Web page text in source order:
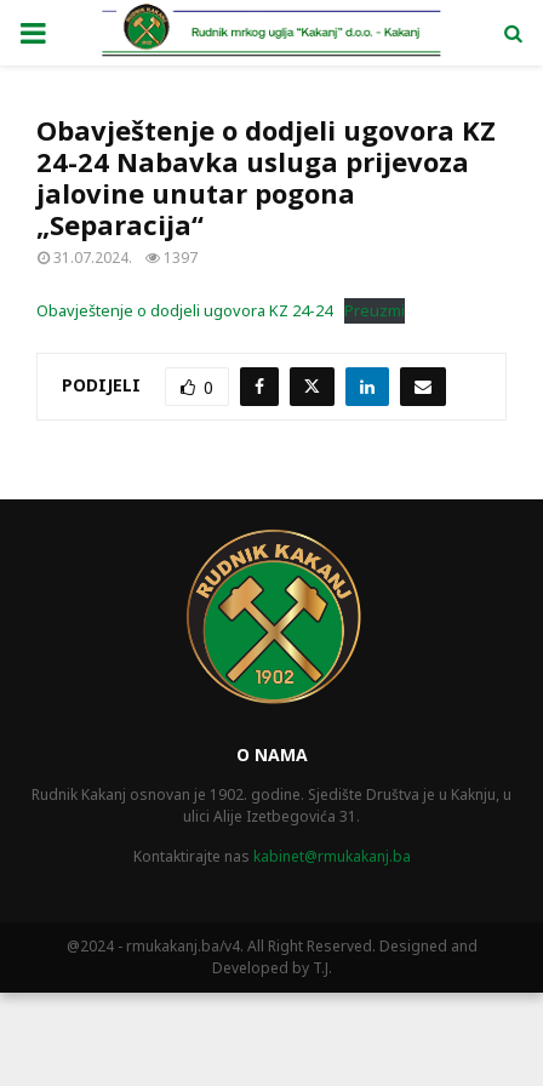
PRIMARY
Obavještenje o dodjeli ugovora KZ
24-24 Nabavka usluga prijevoza
jalovine unutar pogona
„Separacija“
31.07.2024. 1397
Obavještenje o dodjeli ugovora KZ 24-24 Preuzmi
PODIJELI 0
O NAMA
Rudnik Kakanj osnovan je 1902. godine. Sjedište Društva je u Kaknju, u
ulici Alije Izetbegovića 31.
Kontaktirajte nas kabinet@rmukakanj.ba
@2024 - rmukakanj.ba/v4. All Right Reserved. Designed and
Developed by T.J.